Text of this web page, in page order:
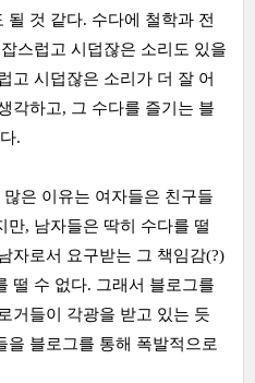
것 같다. 수다에 철학과 전
스럽고 시덥잖은 소리도 있을
고 시덥잖은 소리가 더 잘 어
각하고, 그 수다를 즐기는 블
.
은 이유는 여자들은 친구들
만, 남자들은 딱히 수다를 떨
자로서 요구받는 그 책임감(?)
떨 수 없다. 그래서 블로그를
거들이 각광을 받고 있는 듯
을 블로그를 통해 폭발적으로